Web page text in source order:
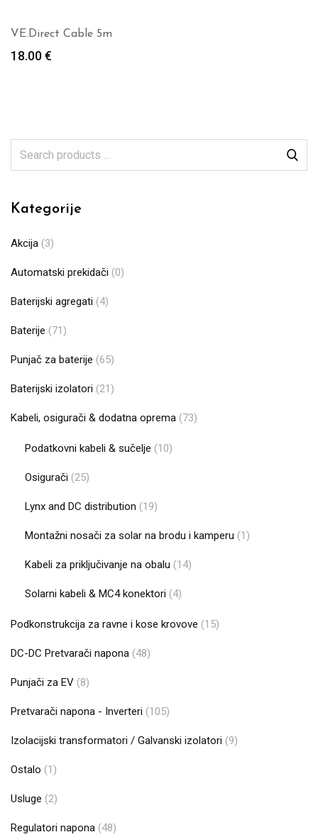
VE.Direct Cable 5m
18.00€
Kategorije
Akcija (3)
Automatski prekidači (0)
Baterijski agregati (4)
Baterije (71)
Punjač za baterije (65)
Baterijski izolatori (21)
Kabeli, osigurači & dodatna oprema (73)
Podatkovni kabeli & sučelje (10)
Osigurači (25)
Lynx and DC distribution (19)
Montažni nosači za solar na brodu i kamperu (1)
Kabeli za priključivanje na obalu (14)
Solarni kabeli & MC4 konektori (4)
Podkonstrukcija za ravne i kose krovove (15)
DC-DC Pretvarači napona (48)
Punjači za EV (8)
Pretvarači napona - Inverteri (105)
Izolacijski transformatori / Galvanski izolatori (9)
Ostalo (1)
Usluge (2)
Regulatori napona (48)